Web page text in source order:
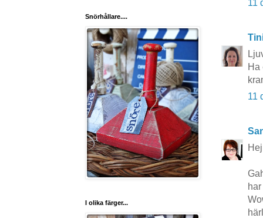
11
Ha
11
Snörhållare....
I olika färger...